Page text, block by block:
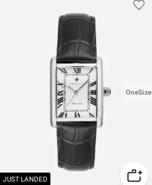
JUST LANDED
OneSize